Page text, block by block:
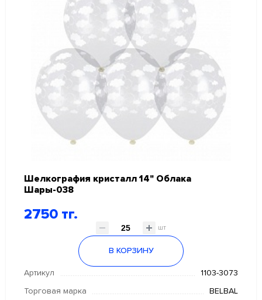
Шелкография кристалл 14" Облака
Шары-038
2750 тг.
шт
В КОРЗИНУ
Артикул 1103-3073
Торговая марка BELBAL